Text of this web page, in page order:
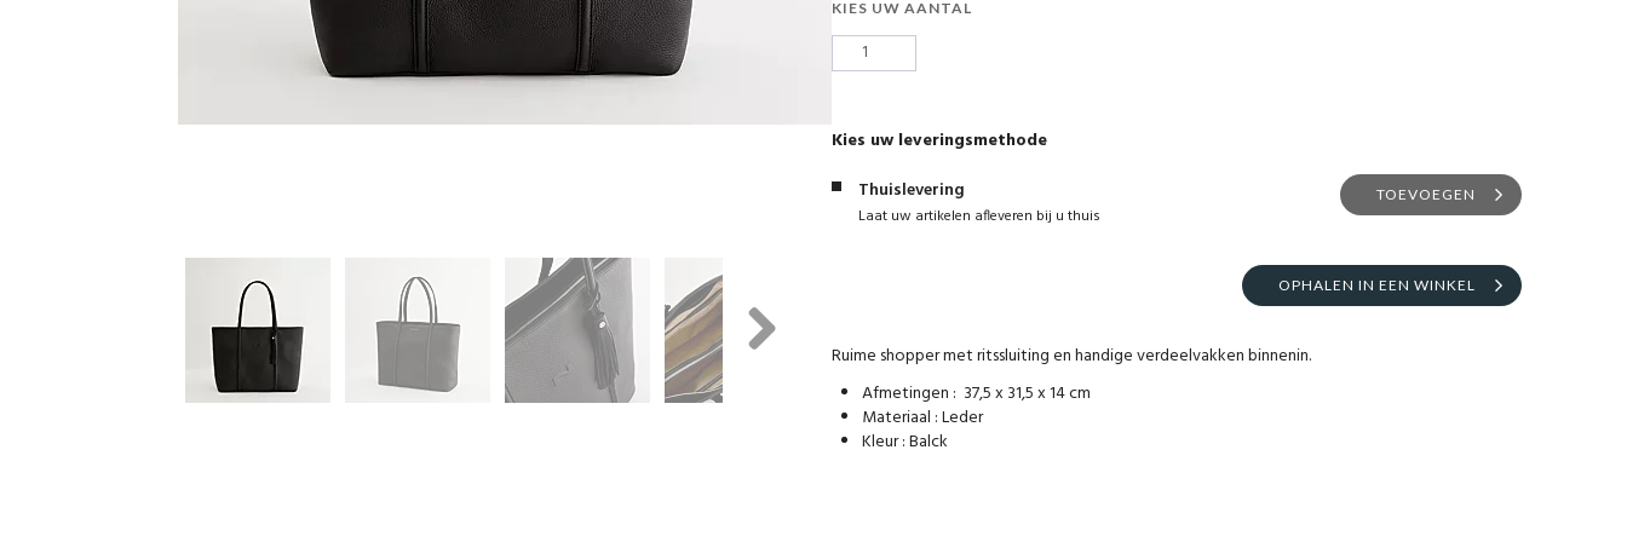
KIES UW AANTAL
Kies uw leveringsmethode
Thuislevering
Laat uw artikelen afleveren bij u thuis
TOEVOEGEN
OPHALEN IN EEN WINKEL
Ruime shopper met ritssluiting en handige verdeelvakken binnenin.
Afmetingen : 37,5 x 31,5 x 14 cm
Materiaal : Leder
Kleur : Balck